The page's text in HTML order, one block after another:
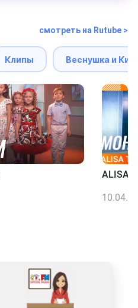
смотреть на Rutube >
Клипы Веснушка и
ALISA
10.04.26